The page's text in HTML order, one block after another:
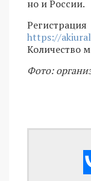
но и России.
https://
Количество
Фото: